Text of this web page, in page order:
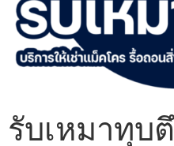
รับเหมาทุบ